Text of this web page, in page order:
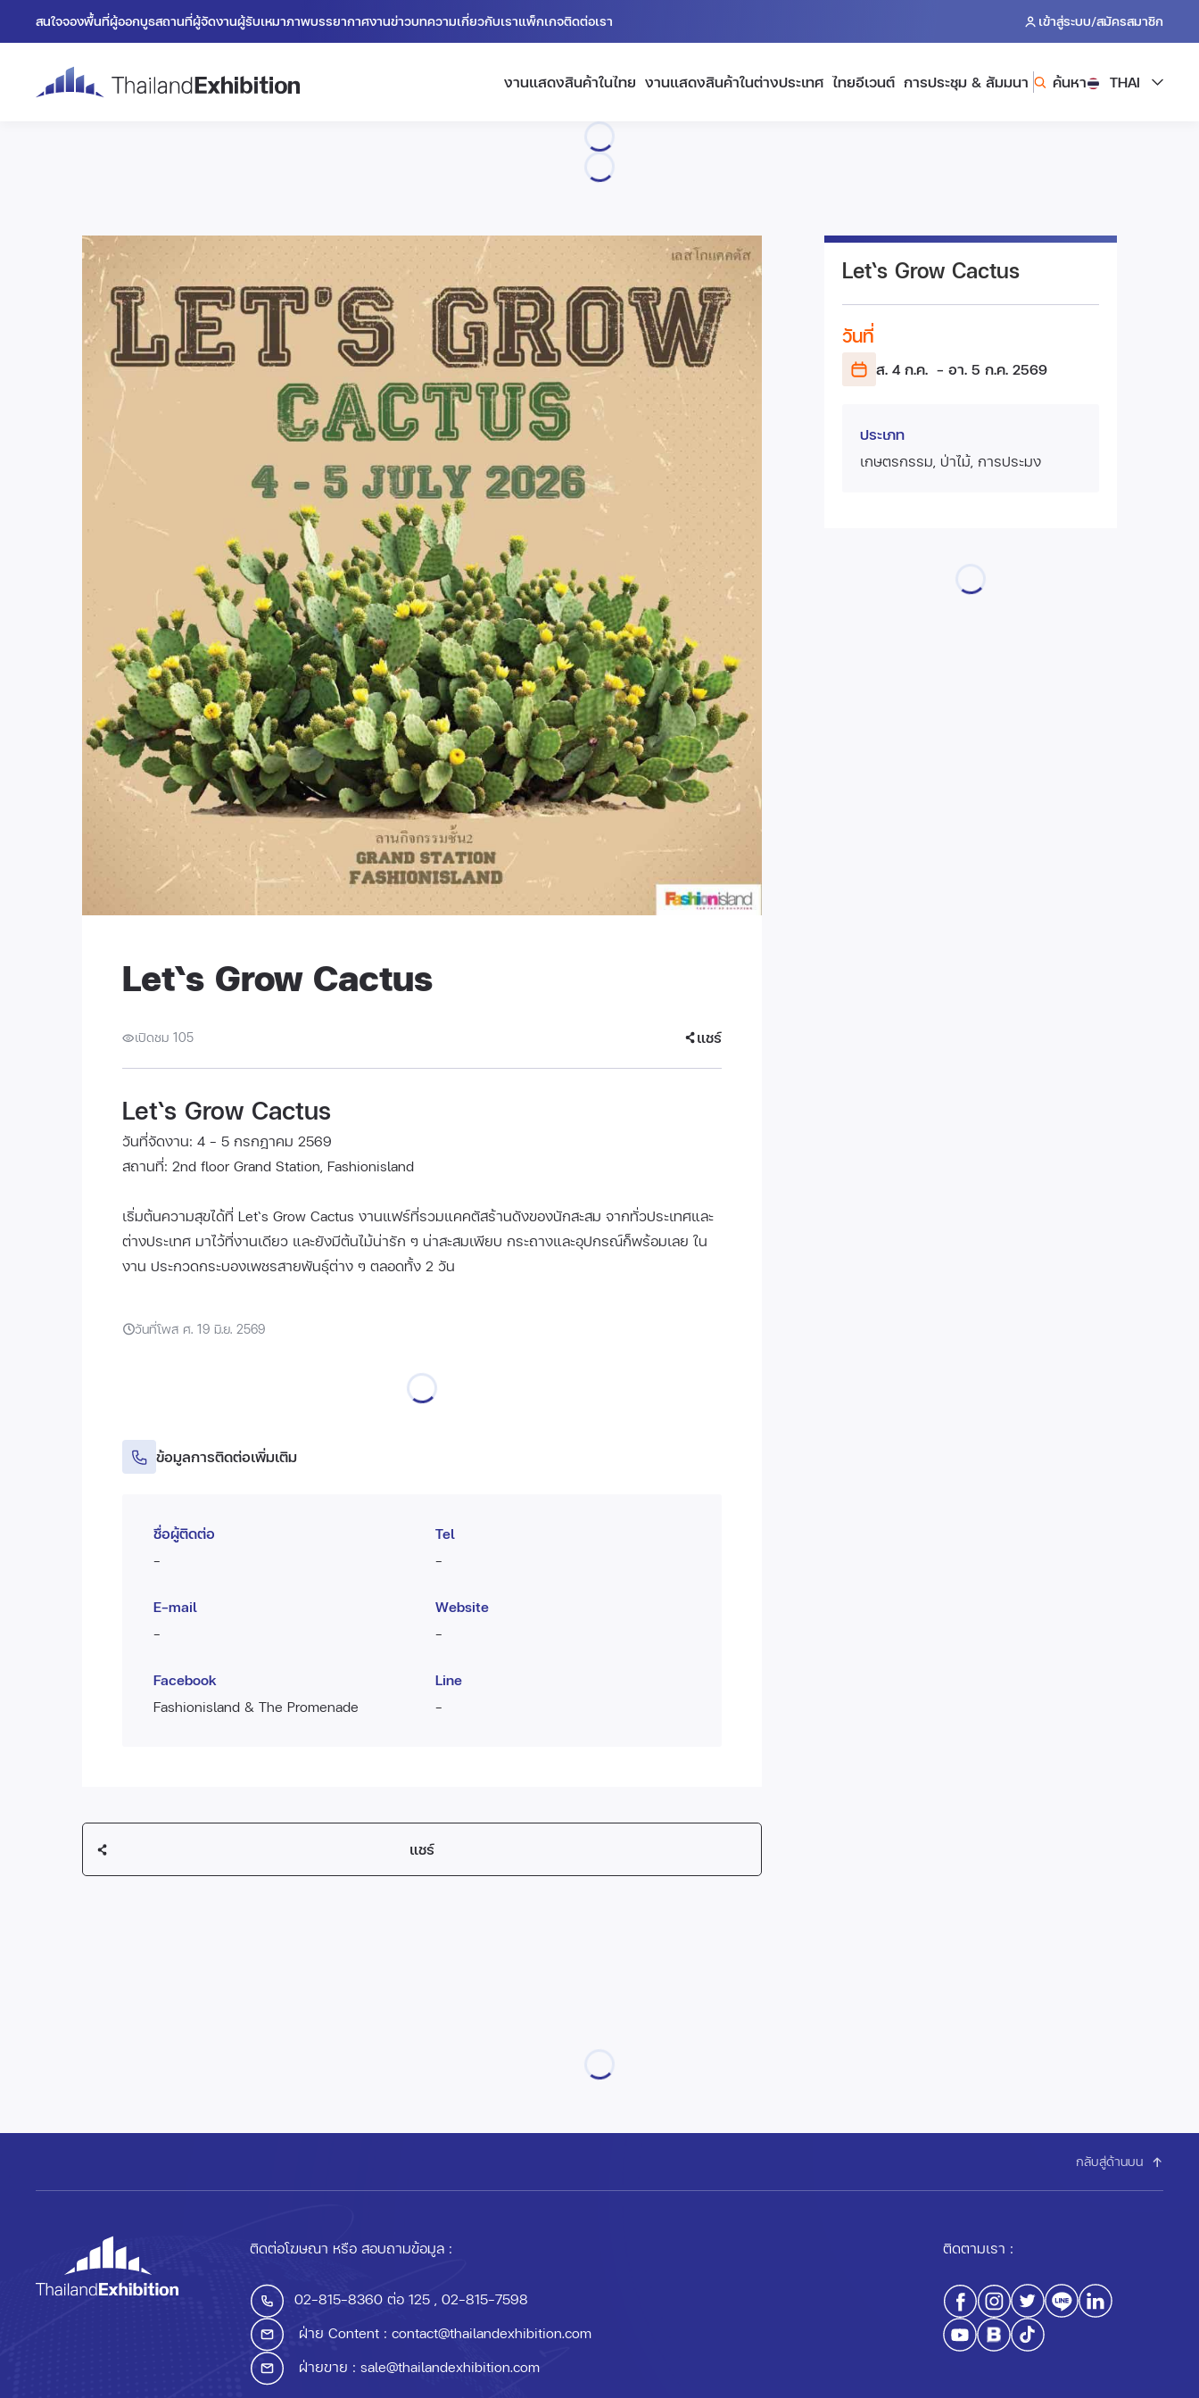
สนใจจองพื้นที่ผู้ออกบูธสถานที่ผู้จัดงานผู้รับเหมาภาพบรรยากาศงานข่าวบทความเกี่ยวกับเราแพ็กเกจติดต่อเรา เข้าสู่ระบบ/สมัครสมาชิก
งานแสดงสินค้าในไทย งานแสดงสินค้าในต่างประเทศ ไทยอีเวนต์ การประชุม & สัมมนา ค้นหา THAI
Let‘s Grow Cactus
วันที่
ส. 4 ก.ค. - อา. 5 ก.ค. 2569
ประเภท
เกษตรกรรม, ป่าไม้, การประมง
Let‘s Grow Cactus
เปิดชม 105 แชร์
Let‘s Grow Cactus
วันที่จัดงาน: 4 - 5 กรกฎาคม 2569
สถานที่: 2nd floor Grand Station, Fashionisland
เริ่มต้นความสุขได้ที่ Let‘s Grow Cactus งานแฟร์ที่รวมแคคตัสร้านดังของนักสะสม จากทั่วประเทศและ
ต่างประเทศ มาไว้ที่งานเดียว และยังมีต้นไม้น่ารัก ๆ น่าสะสมเพียบ กระถางและอุปกรณ์ก็พร้อมเลย ใน
งาน ประกวดกระบองเพชรสายพันธุ์ต่าง ๆ ตลอดทั้ง 2 วัน
วันที่โพส ศ. 19 มิ.ย. 2569
ข้อมูลการติดต่อเพิ่มเติม
ชื่อผู้ติดต่อ
-
Tel
-
E-mail
-
Website
-
Facebook
Fashionisland & The Promenade
Line
-
แชร์
กลับสู่ด้านบน
ติดต่อโฆษณา หรือ สอบถามข้อมูล :
02-815-8360 ต่อ 125 , 02-815-7598
ฝ่าย Content : contact@thailandexhibition.com
ฝ่ายขาย : sale@thailandexhibition.com
ติดตามเรา :